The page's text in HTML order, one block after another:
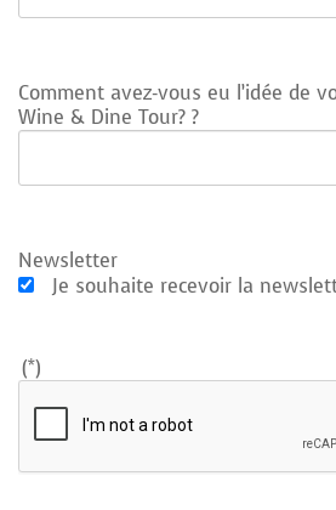
Comment avez-vous eu l’idée de
Wine & Dine Tour? ?
Newsletter
Je souhaite recevoir la
(*)